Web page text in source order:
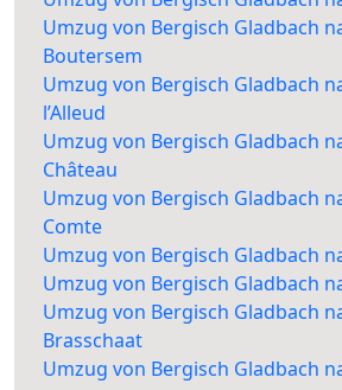
Umzug von Bergisch Gladbach
Boutersem
Umzug von Bergisch Gladbach
l’Alleud
Umzug von Bergisch Gladbach
Château
Umzug von Bergisch Gladbach
Comte
Umzug von Bergisch Gladbach
Umzug von Bergisch Gladbach
Umzug von Bergisch Gladbach
Brasschaat
Umzug von Bergisch Gladbach